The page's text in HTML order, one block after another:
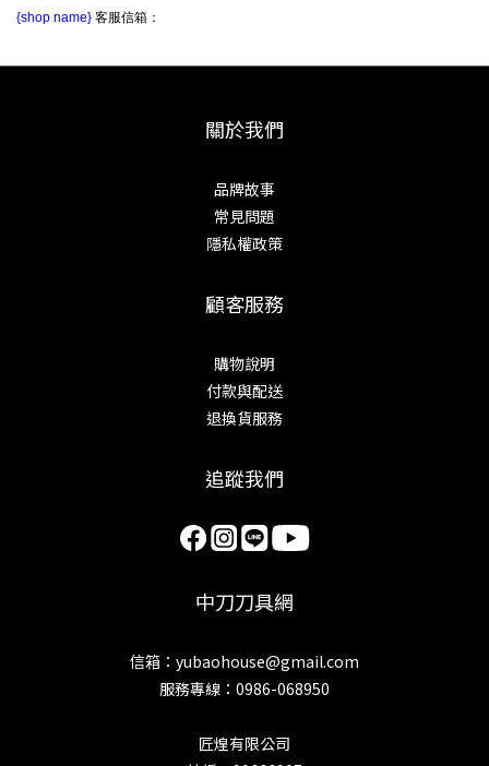
{shop name} 客服信箱：
關於我們
品牌故事
常見問題
隱私權政策
顧客服務
購物說明
付款與配送
退換貨服務
追蹤我們
中刀刀具網
信箱：yubaohouse@gmail.com
服務專線：0986-068950
匠煌有限公司